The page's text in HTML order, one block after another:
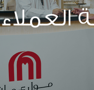
العملاء